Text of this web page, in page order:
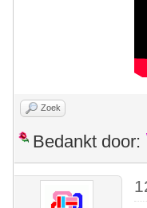
Zoek
Bedankt door: